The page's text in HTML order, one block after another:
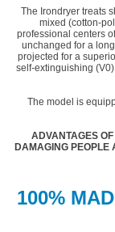
The Irondryer treats
mixed (cotton-
professional centers
unchanged for a
projected for a
self-extinguishing
The model is
ADVANTAGES
DAMAGING PEOPLE
100%